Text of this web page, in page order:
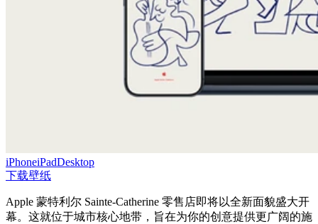
iPhoneiPadDesktop
下载壁纸
Apple 蒙特利尔 Sainte-Catherine 零售店即将以全新面貌盛大开
幕。这就位于城市核心地带，旨在为你的创意提供更广阔的施